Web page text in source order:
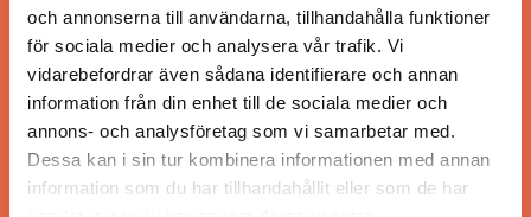
och annonserna till användarna, tillhandahålla funktioner
för sociala medier och analysera vår trafik. Vi
vidarebefordrar även sådana identifierare och annan
information från din enhet till de sociala medier och
annons- och analysföretag som vi samarbetar med.
Dessa kan i sin tur kombinera informationen med annan
information som du har tillhandahållit eller som de har
ANSVARIG UTGIVARE
Jonas Siljhammar
UPPHOVSRÄTT